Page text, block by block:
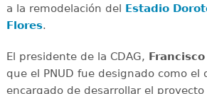
a la remodelación del Estadio
Flores.
El presidente de la CDAG,
que el PNUD fue designado como el
encargado de desarrollar el